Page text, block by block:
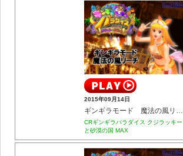
2015年09月14日
ギンギラモード 魔法の風リーチ
CRギンギラパラダイス クジラッキー
と砂漠の国 MAX